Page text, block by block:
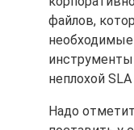
файлов,
инструменты
неплохой
Надо